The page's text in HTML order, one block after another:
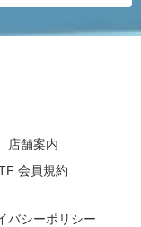
店舗案内
会員規約
バシーポリシー